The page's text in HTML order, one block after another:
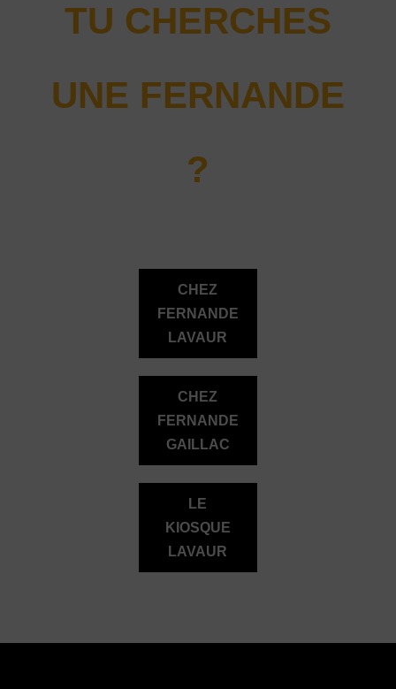
TU CHERCHES
UNE FERNANDE
?
CHEZ
FERNANDE
LAVAUR
CHEZ
FERNANDE
GAILLAC
LE
KIOSQUE
LAVAUR